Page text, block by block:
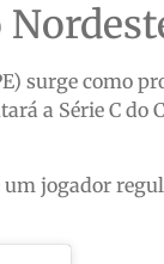
surge como
a Série C do
um jogador